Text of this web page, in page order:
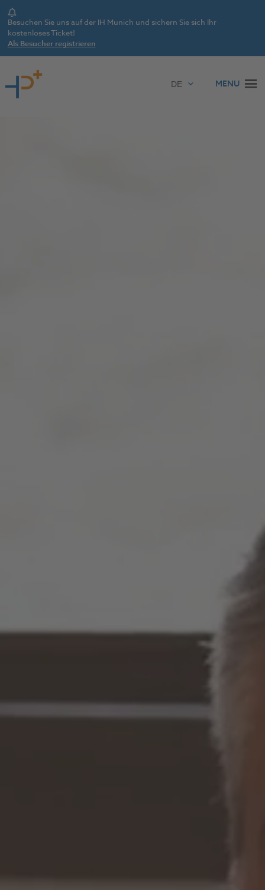
Notice
Besuchen Sie uns auf der IH Munich und sichern Sie sich Ihr
kostenloses Ticket!
Als Besucher registrieren
MENU